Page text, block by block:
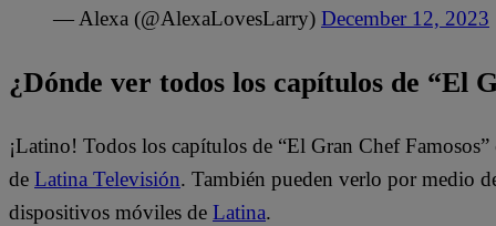
— Alexa (@AlexaLovesLarry) December 12, 2023
¿Dónde ver todos los capítulos de “El
¡Latino! Todos los capítulos de “El Gran Chef
de Latina Televisión. También pueden verlo por medio
dispositivos móviles de Latina.